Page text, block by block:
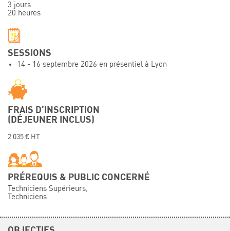
Symposium on Chain Transfer Catalysis for
sustainability – September 15 and 16, 2026
3 jours
20 heures
SESSIONS
14 - 16 septembre 2026 en présentiel à Lyon
FRAIS D’INSCRIPTION
(DÉJEUNER INCLUS)
2 035 € HT
PRÉREQUIS & PUBLIC CONCERNÉ
Techniciens Supérieurs,
Techniciens